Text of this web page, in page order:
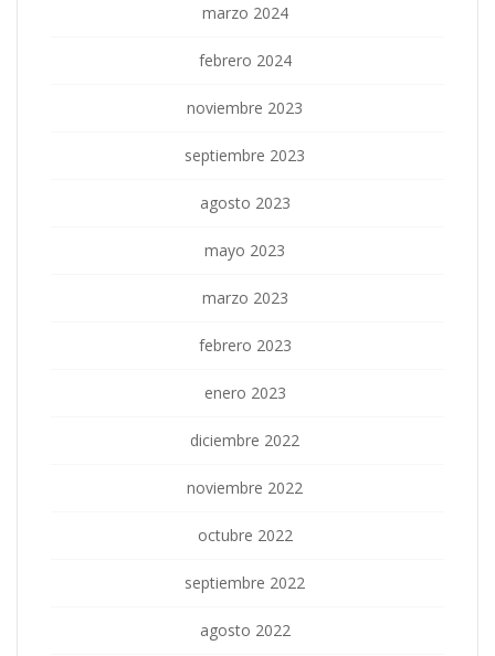
marzo 2024
febrero 2024
noviembre 2023
septiembre 2023
agosto 2023
mayo 2023
marzo 2023
febrero 2023
enero 2023
diciembre 2022
noviembre 2022
octubre 2022
septiembre 2022
agosto 2022